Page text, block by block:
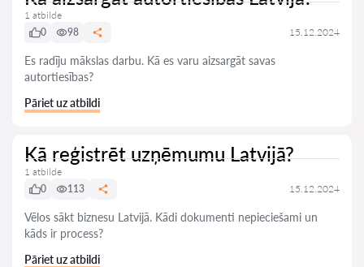
1 atbilde
0
98 15.12.2024
Es radīju mākslas darbu. Kā es varu aizsargāt savas
autortiesības?
Pāriet uz atbildi
Kā reģistrēt uzņēmumu Latvijā?
1 atbilde
0
113 15.12.2024
Vēlos sākt biznesu Latvijā. Kādi dokumenti nepieciešami un
kāds ir process?
Pāriet uz atbildi